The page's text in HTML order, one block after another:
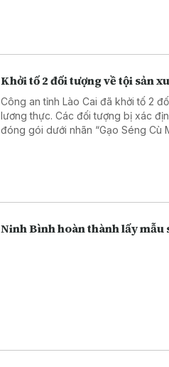
Khởi tố 2 đối tượng về tội sản
Công an tỉnh Lào Cai đã khởi tố 2
lương thực. Các đối tượng bị xác
đóng gói dưới nhãn “Gạo Séng Cù
Ninh Bình hoàn thành lấy mẫu